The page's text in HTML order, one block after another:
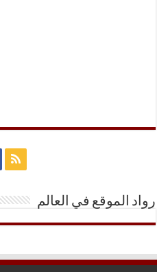
رواد الموقع في العالم